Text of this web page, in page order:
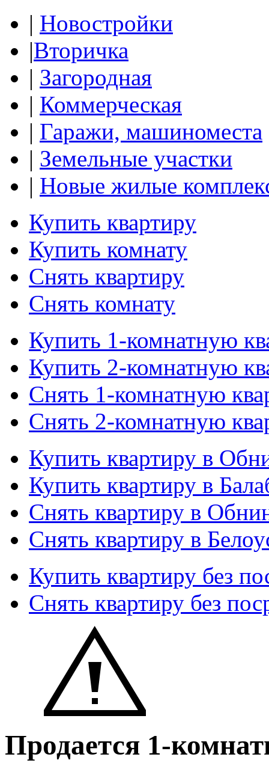
| Новостройки
|Вторичка
| Загородная
| Коммерческая
| Гаражи, машиноместа
| Земельные участки
| Новые жилые
Купить квартиру
Купить комнату
Снять квартиру
Снять комнату
Купить 1-комнатную
Купить 2-комнатную
Снять 1-комнатную
Снять 2-комнатную
Купить квартиру в
Купить квартиру в
Снять квартиру в
Снять квартиру в
Купить квартиру без
Снять квартиру без
Продается 1-